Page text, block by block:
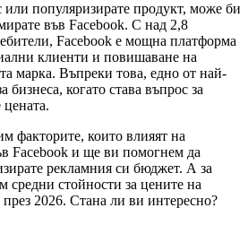
или популяризирате продукт, може би
във Facebook. С над 2,8
Facebook е мощна платформа
клиенти и повишаване на
марка. Въпреки това, едно от най-
бизнеса, когато става въпрос за
факторите, които влияят на
Facebook и ще ви помогнем да
рекламния си бюджет. А за
средни стойности за цените на
2026. Стана ли ви интересно?